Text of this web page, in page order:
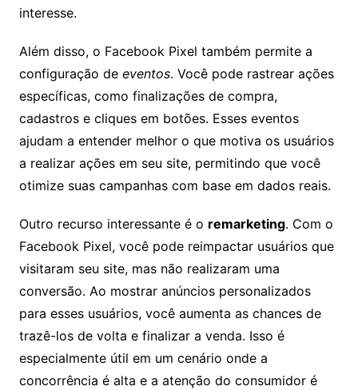
interesse.
Além disso, o Facebook Pixel também permite a
configuração de eventos. Você pode rastrear ações
específicas, como finalizações de compra,
cadastros e cliques em botões. Esses eventos
ajudam a entender melhor o que motiva os usuários
a realizar ações em seu site, permitindo que você
otimize suas campanhas com base em dados reais.
Outro recurso interessante é o remarketing. Com o
Facebook Pixel, você pode reimpactar usuários que
visitaram seu site, mas não realizaram uma
conversão. Ao mostrar anúncios personalizados
para esses usuários, você aumenta as chances de
trazê-los de volta e finalizar a venda. Isso é
especialmente útil em um cenário onde a
concorrência é alta e a atenção do consumidor é